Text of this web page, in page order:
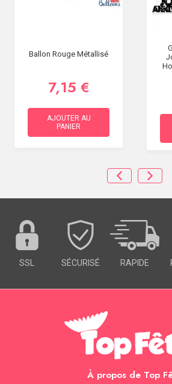
Ballon Rouge Métallisé
7,15 €
AJOUTER AU
PANIER
SSL SÉCURISÉ RAPIDE
À propos de Top